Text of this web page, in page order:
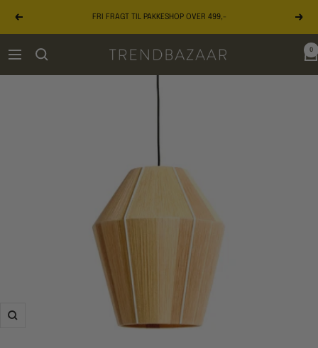
Forrige FRI FRAGT TIL PAKKESHOP OVER 499,-
Navigation TRENDBAZAAR
0
Zoom